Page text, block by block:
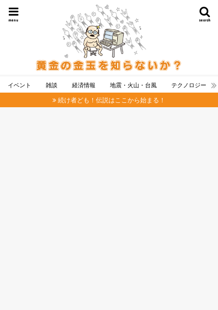
search
menu
イベント 雑談 経済情報 地震・火山・台風 テクノロジー
続け者ども！伝説はここから始まる！